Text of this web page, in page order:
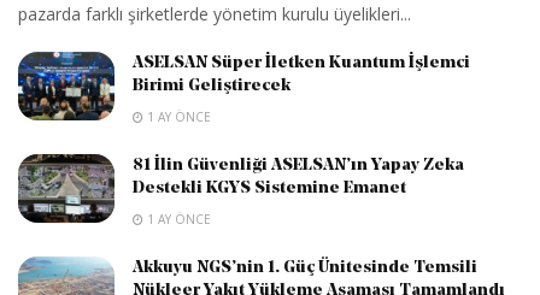
pazarda farklı şirketlerde yönetim kurulu üyelikleri...
ASELSAN Süper İletken Kuantum İşlemci
Birimi Geliştirecek
1 AY ÖNCE
81 İlin Güvenliği ASELSAN’ın Yapay Zeka
Destekli KGYS Sistemine Emanet
1 AY ÖNCE
Akkuyu NGS’nin 1. Güç Ünitesinde Temsili
Nükleer Yakıt Yükleme Aşaması Tamamlandı